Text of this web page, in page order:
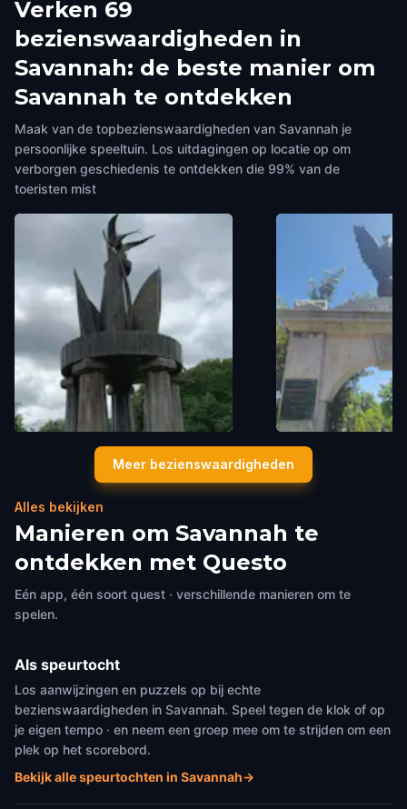
Verken 69
bezienswaardigheden in
Savannah: de beste manier om
Savannah te ontdekken
Maak van de topbezienswaardigheden van Savannah je
persoonlijke speeltuin. Los uitdagingen op locatie op om
verborgen geschiedenis te ontdekken die 99% van de
toeristen mist
The Olympic Torch Monument
United States of America
Colonial Park
Savannah
Meer bezienswaardigheden
Alles bekijken
Manieren om Savannah te
ontdekken met Questo
Eén app, één soort quest · verschillende manieren om te
spelen.
Als speurtocht
Los aanwijzingen en puzzels op bij echte
bezienswaardigheden in Savannah. Speel tegen de klok of op
je eigen tempo · en neem een groep mee om te strijden om een
plek op het scorebord.
Bekijk alle speurtochten in Savannah→